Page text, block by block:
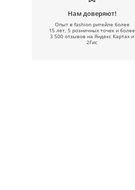
Нам доверяют!
Опыт в fashion ритейле более
15 лет, 5 розничных точек и более
3 500 отзывов на Яндекс Картах и
2Гис